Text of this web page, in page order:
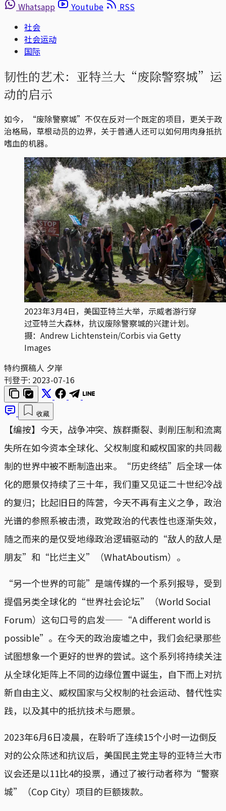
Whatsapp
Youtube
RSS
社会
社会运动
国际
韧性的艺术：亚特兰大“废除警察城”运
动的启示
如今，“废除警察城”不仅在反对一个既定的项目，更关于政
治格局，草根动员的边界，关于普通人还可以如何用肉身抵抗
嗜血的机器。
2023年3月4日，美国亚特兰大举，示威者游行穿
过亚特兰大森林，抗议废除警察城的兴建计划。
摄：Andrew Lichtenstein/Corbis via Getty
Images
特约撰稿人 夕岸
刊登于: 2023-07-16
收藏
【编按】今天，战争冲突、族群撕裂、剥削压制和流离
失所在如今资本全球化、父权制度和威权国家的共同裁
制的世界中被不断制造出来。“历史终结”后全球一体
化的愿景仅持续了三十年，我们重又见证二十世纪冷战
的复归；比起旧日的阵营，今天不再有主义之争，政治
光谱的参照系被击溃，政党政治的代表性也逐渐失效，
随之而来的是仅受地缘政治逻辑驱动的“敌人的敌人是
朋友”和“比烂主义”（WhatAboutism）。
“另一个世界的可能”是端传媒的一个系列报导，受到
提倡另类全球化的“世界社会论坛”（World Social
Forum）这句口号的启发——“A different world is
possible”。在今天的政治废墟之中，我们会纪录那些
试图想象一个更好的世界的尝试。这个系列将持续关注
从全球化矩阵上不同的边缘位置中诞生，自下而上对抗
新自由主义、威权国家与父权制的社会运动、替代性实
践，以及其中的抵抗技术与愿景。
2023年6月6日凌晨，在聆听了连续15个小时一边倒反
对的公众陈述和抗议后，美国民主党主导的亚特兰大市
议会还是以11比4的投票，通过了被行动者称为“警察
城”（Cop City）项目的巨额拨款。